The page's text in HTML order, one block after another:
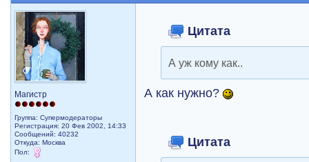
Магистр
Группа: Супермодераторы
Регистрация: 20 Фев 2002, 14:33
Сообщений: 40232
Откуда: Москва
Пол:
Цитата
А уж кому как..
А как нужно?
Цитата